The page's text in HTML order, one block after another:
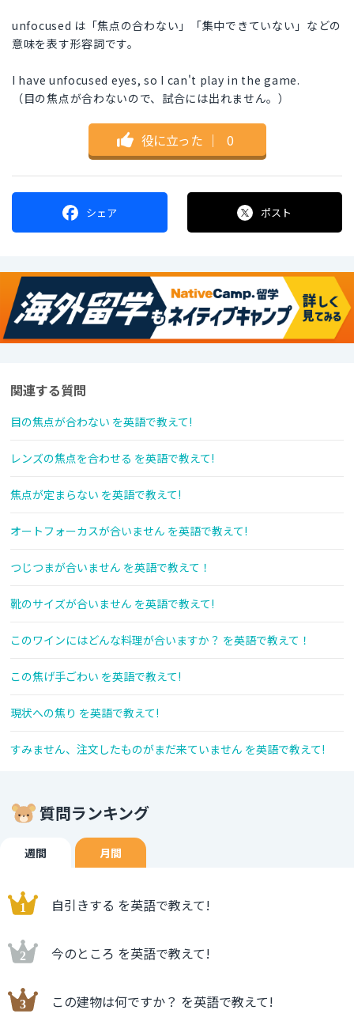
unfocused は「焦点の合わない」「集中できていない」などの
意味を表す形容詞です。
I have unfocused eyes, so I can't play in the game.
（目の焦点が合わないので、試合には出れません。）
役に立った ｜ 0
シェア ポスト
関連する質問
目の焦点が合わない を英語で教えて!
レンズの焦点を合わせる を英語で教えて!
焦点が定まらない を英語で教えて!
オートフォーカスが合いません を英語で教えて!
つじつまが合いません を英語で教えて！
靴のサイズが合いません を英語で教えて!
このワインにはどんな料理が合いますか？ を英語で教えて！
この焦げ手ごわい を英語で教えて!
現状への焦り を英語で教えて!
すみません、注文したものがまだ来ていません を英語で教えて!
質問ランキング
週間 月間
自引きする を英語で教えて!
今のところ を英語で教えて!
この建物は何ですか？ を英語で教えて!